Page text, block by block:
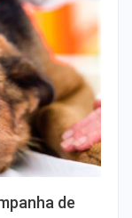
de